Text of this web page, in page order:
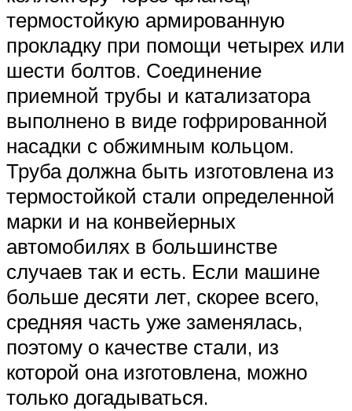
термостойкую армированную
прокладку при помощи четырех или
шести болтов. Соединение
приемной трубы и катализатора
выполнено в виде гофрированной
насадки с обжимным кольцом.
Труба должна быть изготовлена из
термостойкой стали определенной
марки и на конвейерных
автомобилях в большинстве
случаев так и есть. Если машине
больше десяти лет, скорее всего,
средняя часть уже заменялась,
поэтому о качестве стали, из
которой она изготовлена, можно
только догадываться.